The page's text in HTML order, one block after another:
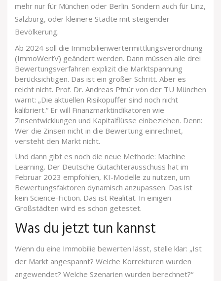
mehr nur für München oder Berlin. Sondern auch für Linz,
Salzburg, oder kleinere Städte mit steigender
Bevölkerung.
Ab 2024 soll die Immobilienwertermittlungsverordnung
(ImmoWertV) geändert werden. Dann müssen alle drei
Bewertungsverfahren explizit die Marktspannung
berücksichtigen. Das ist ein großer Schritt. Aber es
reicht nicht. Prof. Dr. Andreas Pfnür von der TU München
warnt: „Die aktuellen Risikopuffer sind noch nicht
kalibriert.“ Er will Finanzmarktindikatoren wie
Zinsentwicklungen und Kapitalflüsse einbeziehen. Denn:
Wer die Zinsen nicht in die Bewertung einrechnet,
versteht den Markt nicht.
Und dann gibt es noch die neue Methode: Machine
Learning. Der Deutsche Gutachterausschuss hat im
Februar 2023 empfohlen, KI-Modelle zu nutzen, um
Bewertungsfaktoren dynamisch anzupassen. Das ist
kein Science-Fiction. Das ist Realität. In einigen
Großstädten wird es schon getestet.
Was du jetzt tun kannst
Wenn du eine Immobilie bewerten lässt, stelle klar: „Ist
der Markt angespannt? Welche Korrekturen wurden
angewendet? Welche Szenarien wurden berechnet?“